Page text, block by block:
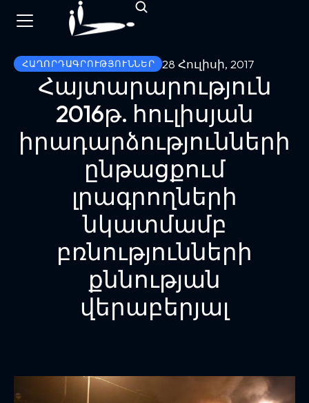
ՀԱՂՈՐԴԱԳՐՈՒԹՅՈՒՆՆԵՐ 28 Հուլիսի, 2017
Հայտարարություն
2016թ. հուլիսյան
իրադարձությունների
ընթացքում
լրագրողների
նկատմամբ
բռնությունների
քննության
վերաբերյալ